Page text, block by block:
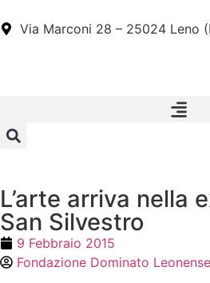
Via Marconi 28 – 25024 Leno
L’arte arriva nella
San Silvestro
9 Febbraio 2015
Fondazione Dominato